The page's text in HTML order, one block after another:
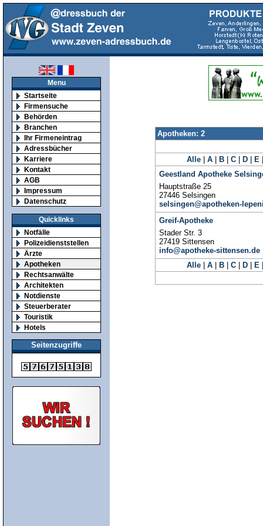
Menu
Startseite
Firmensuche
Behörden
Branchen
Ihr Firmeneintrag
Adressbücher
Karriere
Kontakt
AGB
Impressum
Datenschutz
Quicklinks
Notfälle
Polizeidienststellen
Ärzte
Apotheken
Rechtsanwälte
Architekten
Notdienste
Steuerberater
Touristik
Hotels
Seitenzugriffe
Apotheken: 2
Alle A B C D E
Geestland Apotheke
Hauptstraße 25
27446 Selsingen
selsingen@apotheken-
Greif-Apotheke
Stader Str. 3
27419 Sittensen
info@apotheke-sittensen.de
Alle
A B C D E